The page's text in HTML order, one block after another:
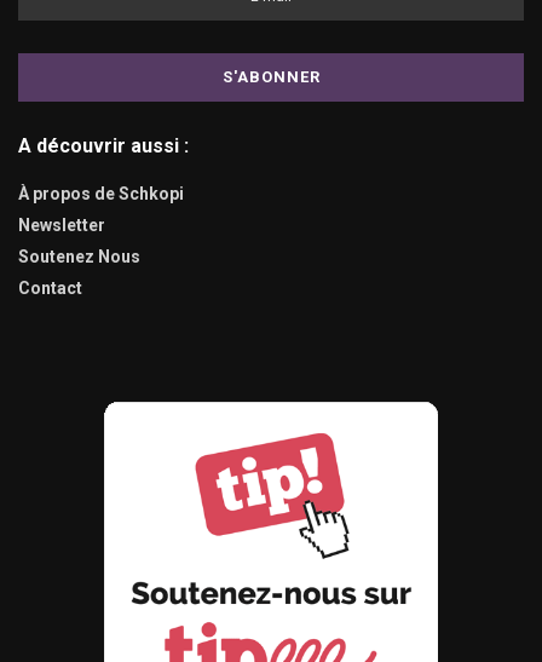
A découvrir aussi :
À propos de Schkopi
Newsletter
Soutenez Nous
Contact